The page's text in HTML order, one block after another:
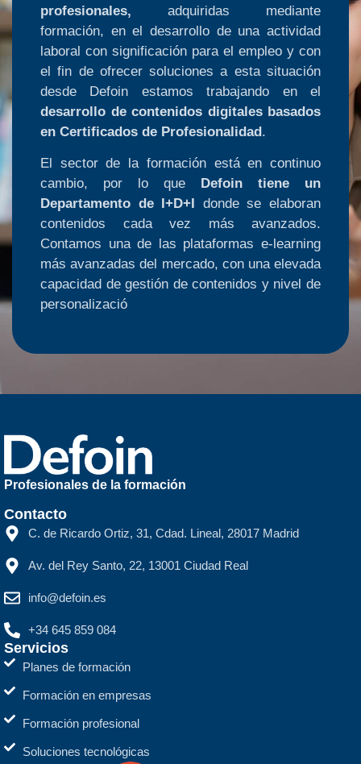
profesionales, adquiridas mediante
formación, en el desarrollo de una actividad
laboral con significación para el empleo y con
el fin de ofrecer soluciones a esta situación
desde Defoin estamos trabajando en el
desarrollo de contenidos digitales basados
en Certificados de Profesionalidad.
El sector de la formación está en continuo
cambio, por lo que Defoin tiene un
Departamento de I+D+I donde se elaboran
contenidos cada vez más avanzados.
Contamos una de las plataformas e-learning
más avanzadas del mercado, con una elevada
capacidad de gestión de contenidos y nivel de
personalizació
Profesionales de la formación
Contacto
C. de Ricardo Ortiz, 31, Cdad. Lineal, 28017 Madrid
Av. del Rey Santo, 22, 13001 Ciudad Real
info@defoin.es
+34 645 859 084
Servicios
Planes de formación
Formación en empresas
Formación profesional
Soluciones tecnológicas